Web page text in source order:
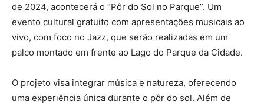
de 2024, acontecerá o “Pôr do Sol no Parque”. Um
evento cultural gratuito com apresentações musicais ao
vivo, com foco no Jazz, que serão realizadas em um
palco montado em frente ao Lago do Parque da Cidade.
O projeto visa integrar música e natureza, oferecendo
uma experiência única durante o pôr do sol. Além de